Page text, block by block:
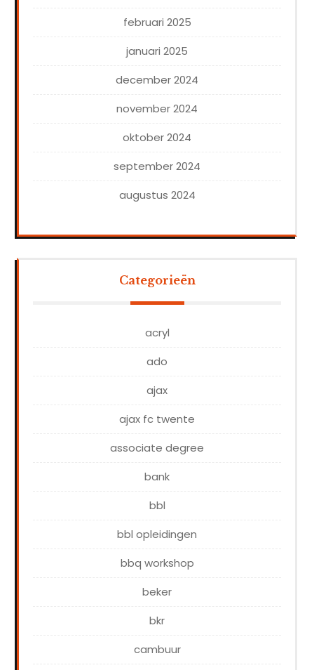
februari 2025
januari 2025
december 2024
november 2024
oktober 2024
september 2024
augustus 2024
Categorieën
acryl
ado
ajax
ajax fc twente
associate degree
bank
bbl
bbl opleidingen
bbq workshop
beker
bkr
cambuur